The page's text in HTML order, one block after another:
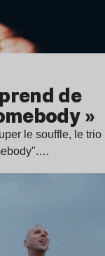
de
»
le souffle, le trio